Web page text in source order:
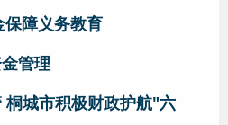
障义务教育
管理
桐城市积极财政护航"六